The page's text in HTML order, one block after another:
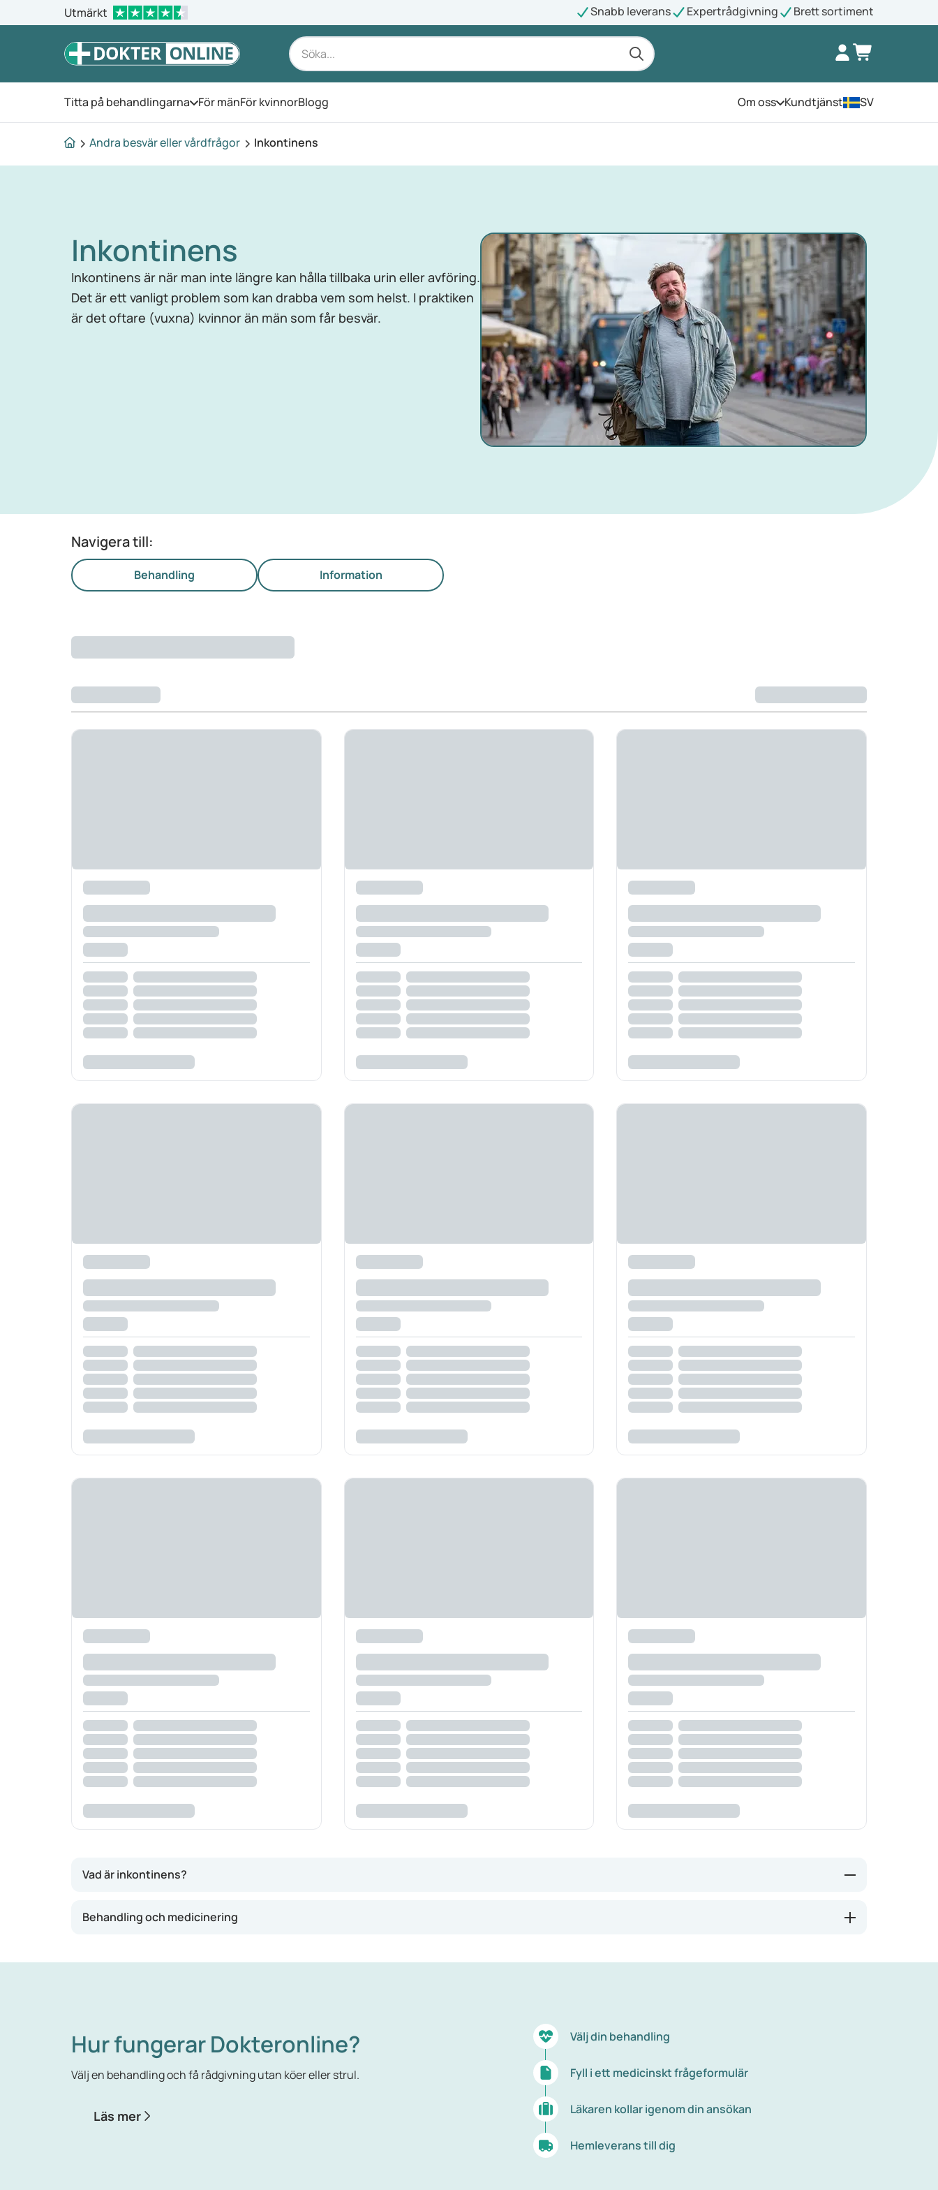
Utmärkt Snabb leverans Expertrådgivning Brett sortiment
Titta på behandlingarna Öppna menyn
För mänFör kvinnorBlogg Om ossÖppna menyn
Kundtjänst SV
Andra besvär eller vårdfrågor Inkontinens
Inkontinens
Inkontinens är när man inte längre kan hålla tillbaka urin eller avföring.
Det är ett vanligt problem som kan drabba vem som helst. I praktiken
är det oftare (vuxna) kvinnor än män som får besvär.
Navigera till:
Behandling Information
Vad är inkontinens?
Slutarmuskeln slappnar av och blåsmuskeln drar ihop sig.
Vid ansträngningsinkontinens läcker du urin när du anstränger dig. Det kan till exempel hända när du skrattar, springer eller nyser.
Vid trängningsinkontinens beror inkontinensen på att du plötsligt blir väldigt kissnödig.
Vid droppinkontinens är blåsan alltid full, vilket gör att du ofta läcker droppar eller ibland skvätter urin.
Neurogen inkontinens beror på en skada på kroppens nerver eller det centrala nervsystemet.
Behandling och medicinering
Hur fungerar Dokteronline?
Välj en behandling och få rådgivning utan köer eller strul.
Läs mer
Välj din behandling
Fyll i ett medicinskt frågeformulär
Läkaren kollar igenom din ansökan
Hemleverans till dig